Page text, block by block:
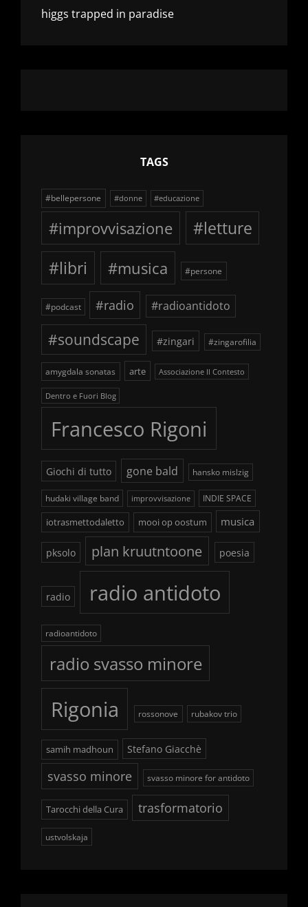
higgs trapped in paradise
TAGS
#bellepersone #donne #educazione
#improvvisazione
#letture
#libri
#musica #persone
#podcast #radio #radioantidoto
#soundscape #zingari #zingarofilia
amygdala sonatas arte Associazione Il Contesto
Dentro e Fuori Blog
Francesco Rigoni
Giochi di tutto gone bald hansko mislzig
hudaki village band improvvisazione INDIE SPACE
iotrasmettodaletto mooi op oostum musica
pksolo plan kruutntoone poesia
radio radio antidoto
radioantidoto
radio svasso minore
Rigonia rossonove rubakov trio
samih madhoun Stefano Giacchè
svasso minore svasso minore for antidoto
Tarocchi della Cura trasformatorio
ustvolskaja